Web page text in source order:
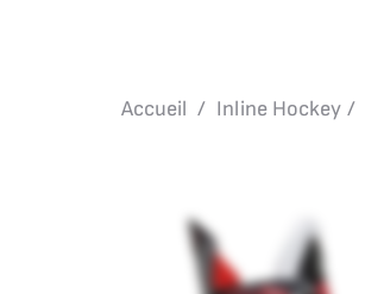
Accueil Inline Hockey